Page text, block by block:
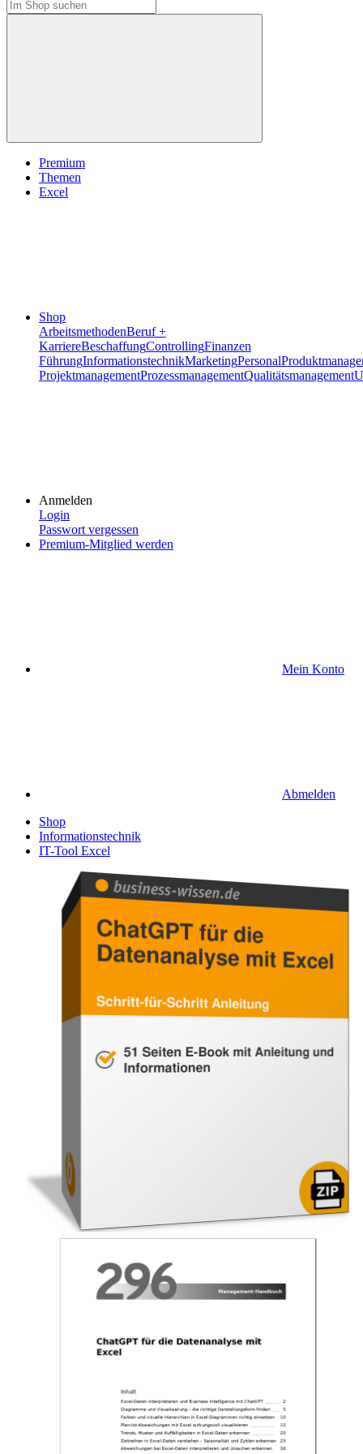
Premium
Themen
Excel
Shop
ArbeitsmethodenBeruf +
KarriereBeschaffungControllingFinanzen
FührungInformationstechnikMarketingPersonal
ProjektmanagementProzessmanagementQualitätsmanagement
Anmelden
Login
Passwort vergessen
Premium-Mitglied werden
Mein Konto
Abmelden
Shop
Informationstechnik
IT-Tool Excel